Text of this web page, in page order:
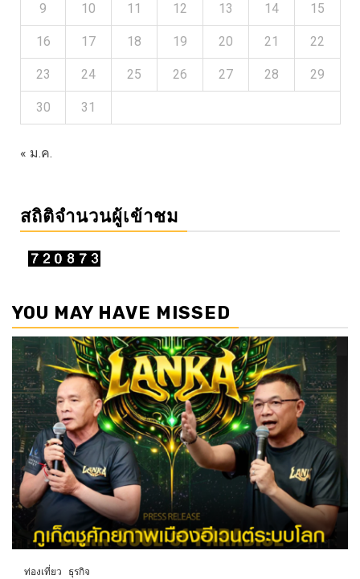
9 10 11 12 13 14 15
16 17 18 19 20 21 22
23 24 25 26 27 28 29
30 31
« ม.ค.
สถิติจำนวนผู้เข้าชม
YOU MAY HAVE MISSED
ท่องเที่ยว ธุรกิจ